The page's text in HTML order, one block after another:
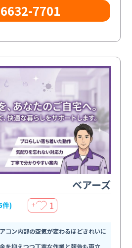
7701
ベアーズ
件) ＋ 1
コン内部の空気が変わるほどきれいに
を抑えつつ丁寧な作業と報告も両立